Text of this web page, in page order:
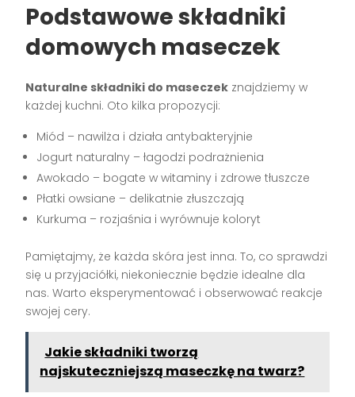
Podstawowe składniki
domowych maseczek
Naturalne składniki do maseczek znajdziemy w
każdej kuchni. Oto kilka propozycji:
Miód – nawilża i działa antybakteryjnie
Jogurt naturalny – łagodzi podrażnienia
Awokado – bogate w witaminy i zdrowe tłuszcze
Płatki owsiane – delikatnie złuszczają
Kurkuma – rozjaśnia i wyrównuje koloryt
Pamiętajmy, że każda skóra jest inna. To, co sprawdzi
się u przyjaciółki, niekoniecznie będzie idealne dla
nas. Warto eksperymentować i obserwować reakcje
swojej cery.
Jakie składniki tworzą
najskuteczniejszą maseczkę na twarz?